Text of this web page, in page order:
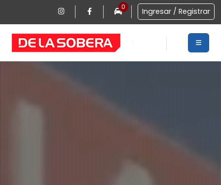
0 Ingresar / Registrar